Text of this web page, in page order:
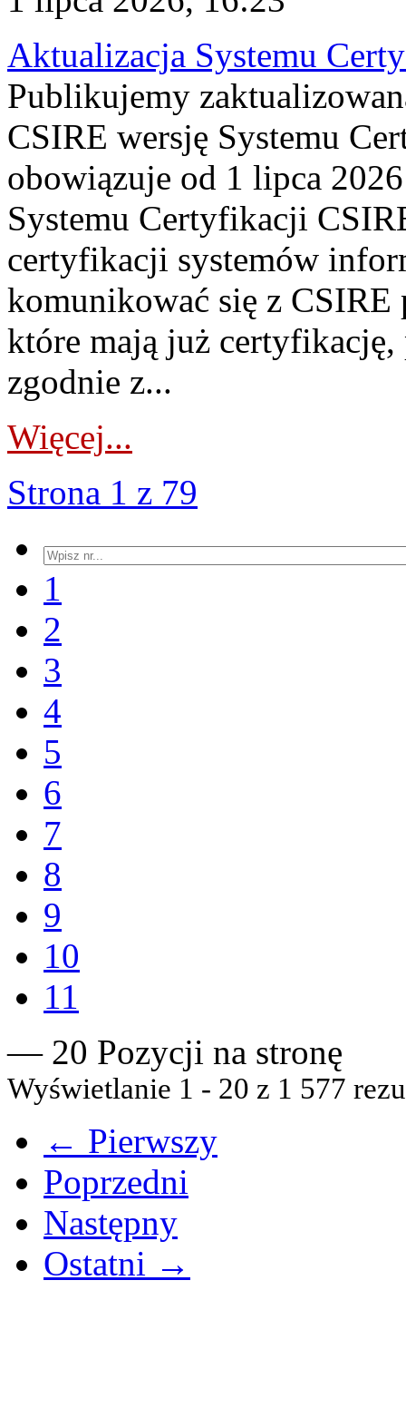
Aktualizacja Systemu
Publikujemy
CSIRE wersję Systemu
obowiązuje od 1 lipca
Systemu Certyfikacji
certyfikacji systemów
komunikować się z
które mają już
zgodnie z...
Więcej...
Strona 1 z 79
1
2
3
4
5
6
7
8
9
10
11
— 20 Pozycji na stronę
Wyświetlanie 1 - 20 z 1 577
← Pierwszy
Poprzedni
Następny
Ostatni →